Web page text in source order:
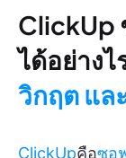
ClickUp
ได้อย่างไ
วิกฤต แล
ClickUpคือซอ